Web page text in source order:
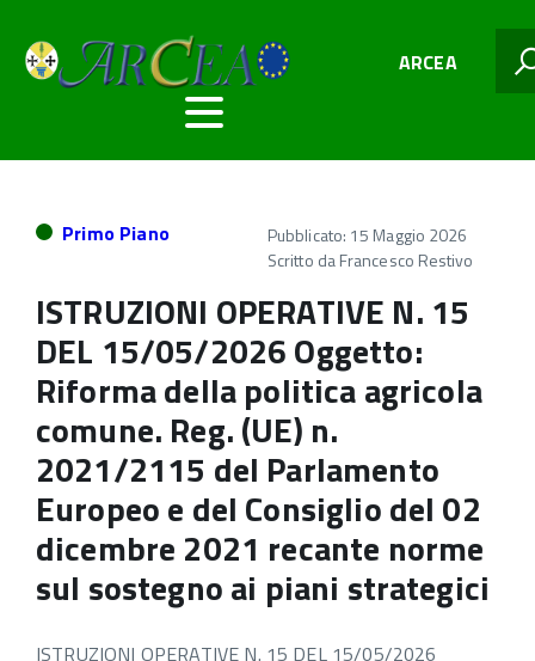
ARCEA
Primo Piano
Pubblicato: 15 Maggio 2026
Scritto daFrancesco Restivo
ISTRUZIONI OPERATIVE N. 15
DEL 15/05/2026 Oggetto:
Riforma della politica agricola
comune. Reg. (UE) n.
2021/2115 del Parlamento
Europeo e del Consiglio del 02
dicembre 2021 recante norme
sul sostegno ai piani strategici
ISTRUZIONI OPERATIVE N. 15 DEL 15/05/2026